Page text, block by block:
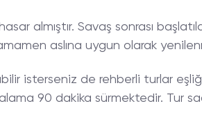
almıştır. Savaş sonrası
aslına uygun olarak
isterseniz de rehberli turlar
90 dakika sürmektedir. Tur